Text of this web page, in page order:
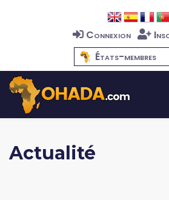
Connexion
États-membres
Actualité